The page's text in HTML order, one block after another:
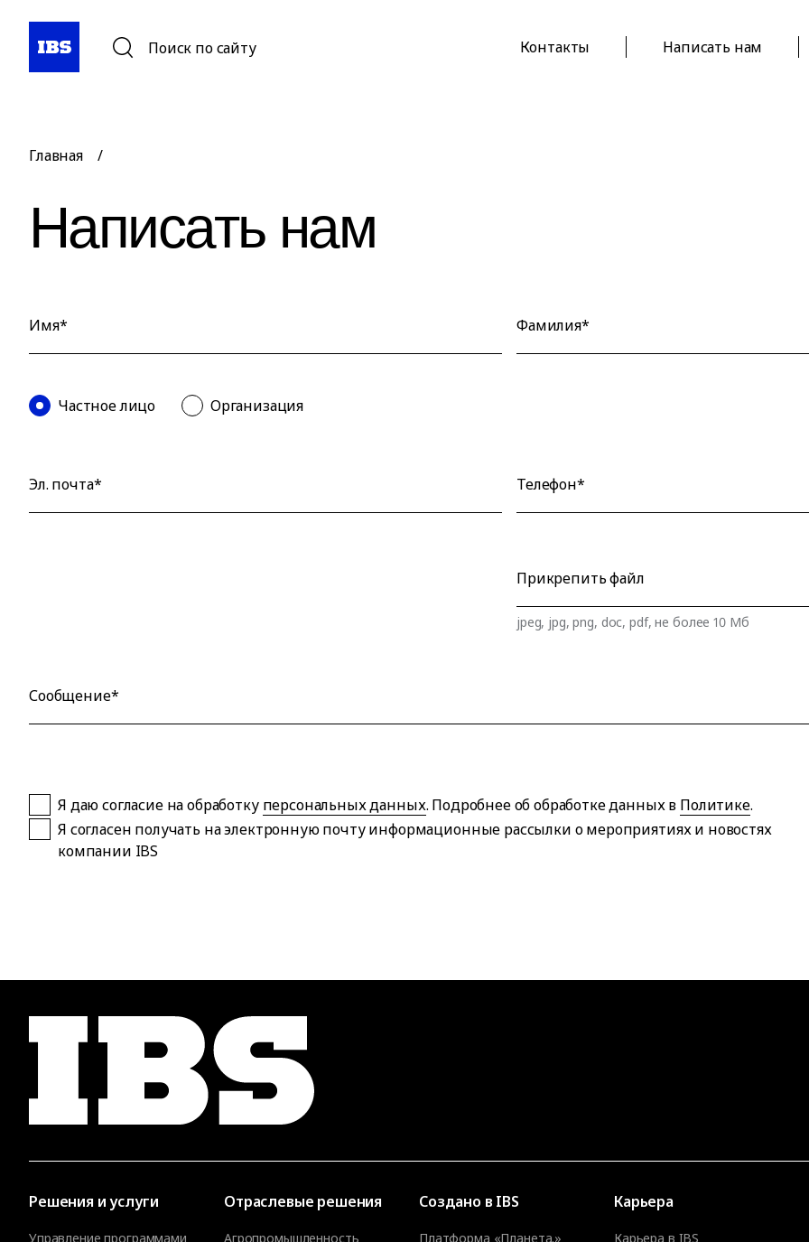
Поиск по сайту Контакты Написать нам
Главная /
Написать нам
Имя* Фамилия*
Частное лицо Организация
Эл. почта* Телефон*
Прикрепить файл
jpeg, jpg, png, doc, pdf, не более 10 Мб
Сообщение*
Я даю согласие на обработку персональных данных. Подробнее об обработке данных в Политике.
Я согласен получать на электронную почту информационные рассылки о мероприятиях и новостях
компании IBS
Решения и услуги
Управление программами
Отраслевые решения
Агропромышленность
Создано в IBS
Платформа «Планета.»
Карьера
Карьера в IBS